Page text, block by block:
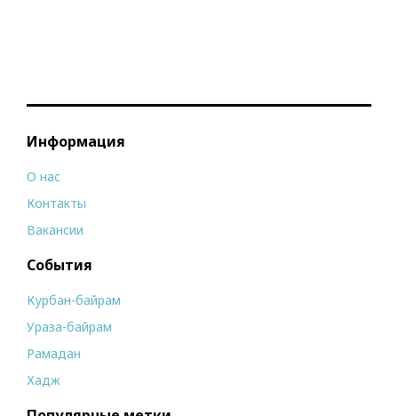
Информация
О нас
Контакты
Вакансии
События
Курбан-байрам
Ураза-байрам
Рамадан
Хадж